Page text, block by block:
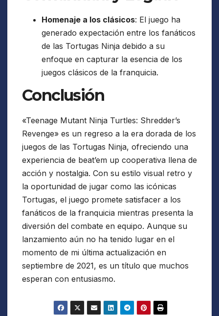
Homenaje a los clásicos: El juego ha
generado expectación entre los fanáticos
de las Tortugas Ninja debido a su
enfoque en capturar la esencia de los
juegos clásicos de la franquicia.
Conclusión
«Teenage Mutant Ninja Turtles: Shredder’s
Revenge» es un regreso a la era dorada de los
juegos de las Tortugas Ninja, ofreciendo una
experiencia de beat’em up cooperativa llena de
acción y nostalgia. Con su estilo visual retro y
la oportunidad de jugar como las icónicas
Tortugas, el juego promete satisfacer a los
fanáticos de la franquicia mientras presenta la
diversión del combate en equipo. Aunque su
lanzamiento aún no ha tenido lugar en el
momento de mi última actualización en
septiembre de 2021, es un título que muchos
esperan con entusiasmo.